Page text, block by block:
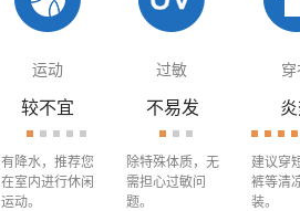
运动 过敏 穿
较不宜
有降水，推荐您
在室内进行休闲
运动。
不易发
除特殊体质，无
需担心过敏问
题。
建议穿
裤等清
装。